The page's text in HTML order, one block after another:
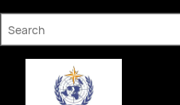
к
содержимому
S
r